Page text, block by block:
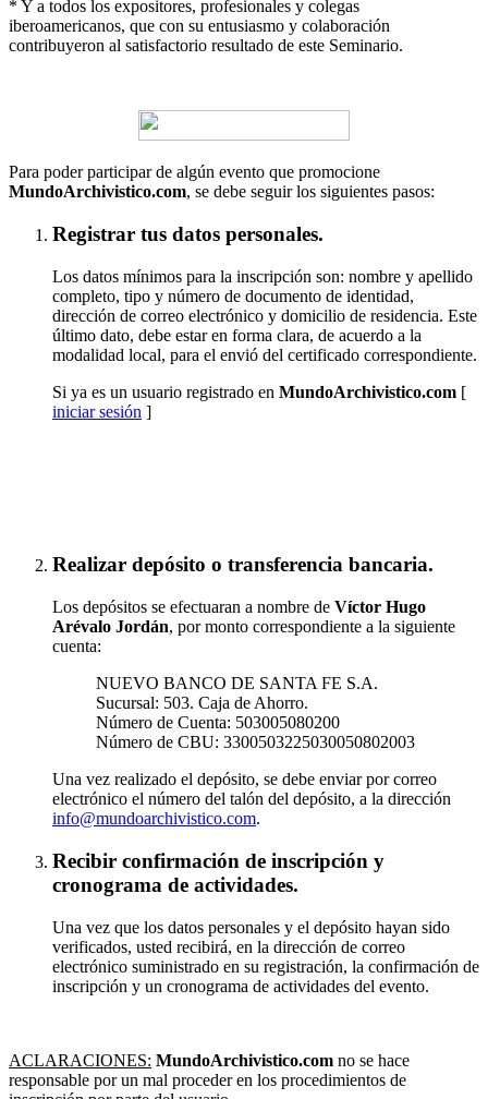
* Y a todos los expositores, profesionales y colegas
iberoamericanos, que con su entusiasmo y colaboración
contribuyeron al satisfactorio resultado de este Seminario.
Para poder participar de algún evento que promocione
MundoArchivistico.com, se debe seguir los siguientes pasos:
Registrar tus datos personales.
Los datos mínimos para la inscripción son: nombre y apellido
completo, tipo y número de documento de identidad,
dirección de correo electrónico y domicilio de residencia. Este
último dato, debe estar en forma clara, de acuerdo a la
modalidad local, para el envió del certificado correspondiente.
Si ya es un usuario registrado en MundoArchivistico.com [
iniciar sesión ]
Realizar depósito o transferencia bancaria.
Los depósitos se efectuaran a nombre de Víctor Hugo
Arévalo Jordán, por monto correspondiente a la siguiente
cuenta:
NUEVO BANCO DE SANTA FE S.A.
Sucursal: 503. Caja de Ahorro.
Número de Cuenta: 503005080200
Número de CBU: 3300503225030050802003
Una vez realizado el depósito, se debe enviar por correo
electrónico el número del talón del depósito, a la dirección
info@mundoarchivistico.com.
Recibir confirmación de inscripción y
cronograma de actividades.
Una vez que los datos personales y el depósito hayan sido
verificados, usted recibirá, en la dirección de correo
electrónico suministrado en su registración, la confirmación de
inscripción y un cronograma de actividades del evento.
ACLARACIONES: MundoArchivistico.com no se hace
responsable por un mal proceder en los procedimientos de